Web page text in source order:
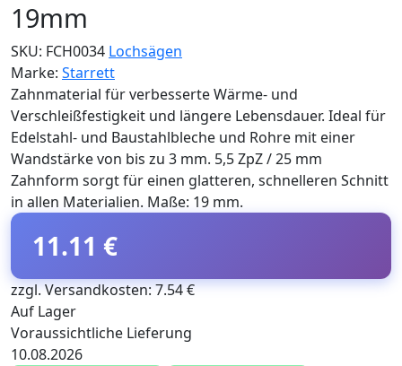
19mm
SKU: FCH0034 Lochsägen
Marke: Starrett
Zahnmaterial für verbesserte Wärme- und
Verschleißfestigkeit und längere Lebensdauer. Ideal für
Edelstahl- und Baustahlbleche und Rohre mit einer
Wandstärke von bis zu 3 mm. 5,5 ZpZ / 25 mm
Zahnform sorgt für einen glatteren, schnelleren Schnitt
in allen Materialien. Maße: 19 mm.
11.11 €
zzgl. Versandkosten: 7.54 €
Auf Lager
Voraussichtliche Lieferung
10.08.2026